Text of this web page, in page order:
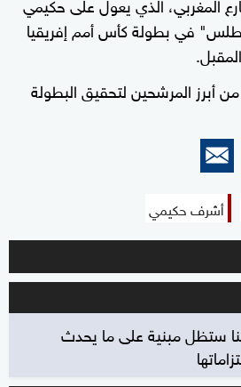
في بطولة كأس أمم إفريقيا
أبرز المرشحين لتحقيق البطولة
أشرف حكيمي
ستظل مبنية على ما يحدث